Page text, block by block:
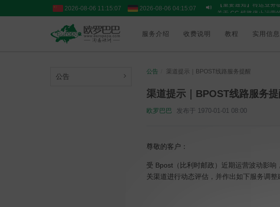
2026-08-06 11:15:07 2026-08-06 04:15:07
关于 CC 线路停止运营
关于 BPOST 线路的临
服务介绍 收费说明 教程 实用信息
公告
公告 渠道提示｜BPOST线路服务提醒
渠道提示｜BPOST线路服务
欧罗巴巴 发布于 1970-01-01 08:00
尊敬的客户：
受 Bpost （比利时邮政）近期运营波动影响
关渠道进行动态评估，并作出如下服务调整